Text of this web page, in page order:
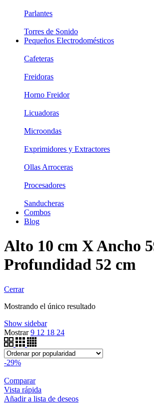
Parlantes
Torres de Sonido
Pequeños Electrodomésticos
Cafeteras
Freidoras
Horno Freidor
Licuadoras
Microondas
Exprimidores y Extractores
Ollas Arroceras
Procesadores
Sanducheras
Combos
Blog
Alto 10 cm X Ancho
Profundidad 52 cm
Cerrar
Mostrando el único resultado
Show sidebar
Mostrar9 12 18 24
-29%
Comparar
Vista rápida
Añadir a lista de deseos